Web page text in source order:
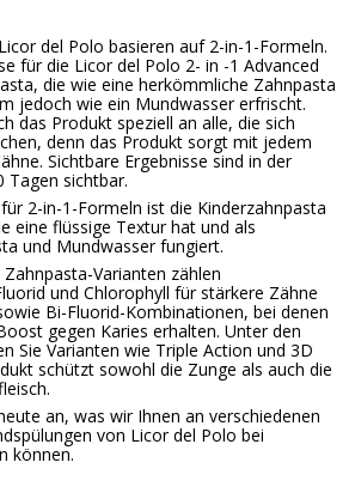
del Polo basieren auf 2-in-1-Formeln.
für die Licor del Polo 2- in -1 Advanced
die wie eine herkömmliche Zahnpasta
jedoch wie ein Mundwasser erfrischt.
das Produkt speziell an alle, die sich
denn das Produkt sorgt mit jedem
Sichtbare Ergebnisse sind in der
Tagen sichtbar.
2-in-1-Formeln ist die Kinderzahnpasta
eine flüssige Textur hat und als
und Mundwasser fungiert.
Varianten zählen
und Chlorophyll für stärkere Zähne
Bi-Fluorid-Kombinationen, bei denen
gegen Karies erhalten. Unter den
Sie Varianten wie Triple Action und 3D
schützt sowohl die Zunge als auch die
an, was wir Ihnen an verschiedenen
von Licor del Polo bei
können.